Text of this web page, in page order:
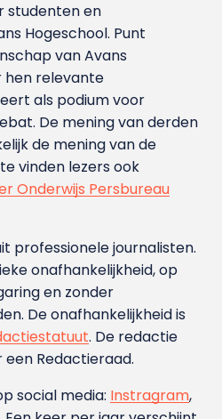
studenten en
Hoge­school. Punt
van Avans
hen relevante
als podium voor
De mening van derden
de mening van de
vinden lezers ook
Onderwijs Persbureau
professionele journalisten.
onafhankelijkheid, op
en zonder
De onafhankelijkheid is
. De redactie
Redactieraad.
social media: Instragram,